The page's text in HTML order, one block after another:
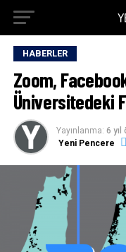
HABERLER
Zoom,
Üniversitedeki
Yayınlanma: 6 yıl
Yeni Pencere